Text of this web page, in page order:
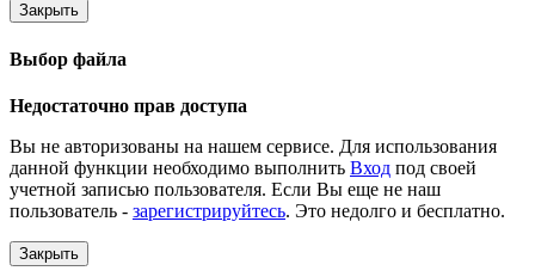
Закрыть
Выбор файла
Недостаточно прав доступа
Вы не авторизованы на нашем сервисе. Для использования
данной функции необходимо выполнить Вход под своей
учетной записью пользователя. Если Вы еще не наш
пользователь - зарегистрируйтесь. Это недолго и бесплатно.
Закрыть